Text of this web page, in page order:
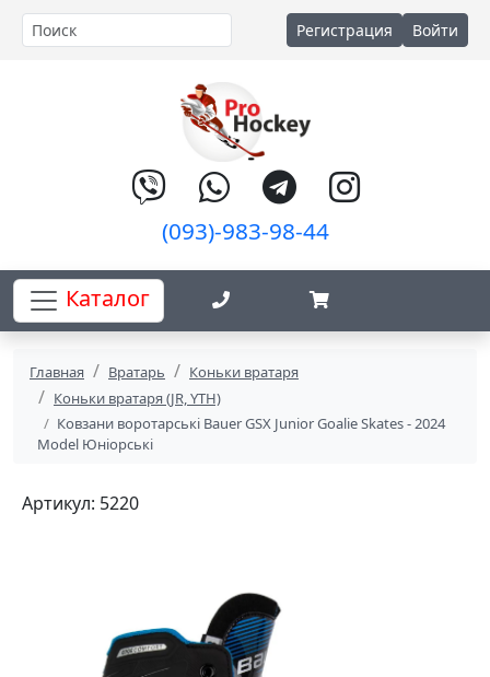
Регистрация Войти
(093)-983-98-44
Каталог
Главная Вратарь
Коньки вратаря
Коньки вратаря (JR, YTH)
Ковзани воротарські Bauer GSX Junior Goalie Skates - 2024
Model Юніорські
Артикул: 5220